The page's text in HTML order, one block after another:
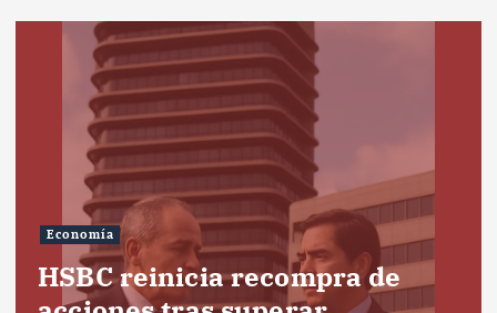
Economía
HSBC reinicia recompra de